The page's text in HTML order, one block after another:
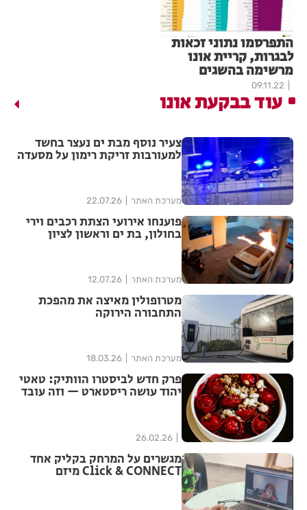
התפרסמו נתוני זכאות
לבגרות, קריית אונו
מרשימה בהשגים
09.11.22
עוד בבקעת אונו
צעיר נוסף מבת ים נעצר בחשד
למעורבות זריקת רימון על מסעדה
מערכת האתר 22.07.26
פוענחו אירועי הצתת רכבים וירי
בחולון, בת ים וראשון לציון
מערכת האתר 12.07.26
מטרופולין מאיצה את מהפכת
התחבורה הירוקה
מערכת האתר 18.03.26
פרק חדש לביסטרו הוותיק: טאטי
יהוד עושה ריסטארט — וזה עובד
26.02.26
מגשרים על המרחק בקליק אחד
Click & CONNECT מיזם